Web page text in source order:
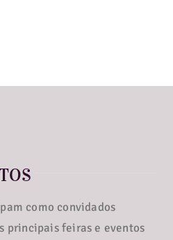
como convidados
principais feiras e eventos